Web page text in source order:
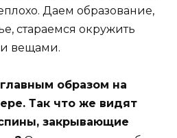
Даем образование,
стараемся окружить
вещами.
образом на
Так что же видят
закрывающие